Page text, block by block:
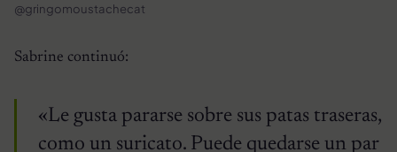
@gringomoustachecat
Sabrine continuó:
«Le gusta pararse sobre sus patas traseras,
como un suricato. Puede quedarse un par